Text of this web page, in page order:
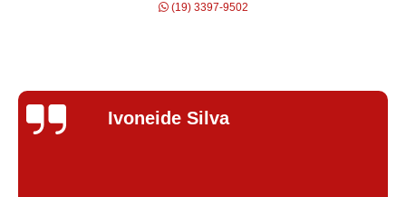
(19) 3397-9502
Silvana Alves